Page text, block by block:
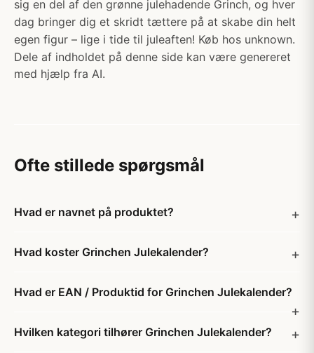
sig en del af den grønne julehadende Grinch, og hver
dag bringer dig et skridt tættere på at skabe din helt
egen figur – lige i tide til juleaften! Køb hos unknown.
Dele af indholdet på denne side kan være genereret
med hjælp fra AI.
Ofte stillede spørgsmål
Hvad er navnet på produktet?
Hvad koster Grinchen Julekalender?
Hvad er EAN / Produktid for Grinchen Julekalender?
Hvilken kategori tilhører Grinchen Julekalender?